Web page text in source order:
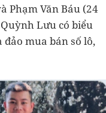
Phạm Văn Báu (24
Lưu có biểu
mua bán số lô,